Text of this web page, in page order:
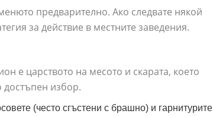
предварително. Ако следвате някой
за действие в местните заведения.
е царството на месото и скарата, което
достъпен избор.
(често сгъстени с брашно) и гарнитурите